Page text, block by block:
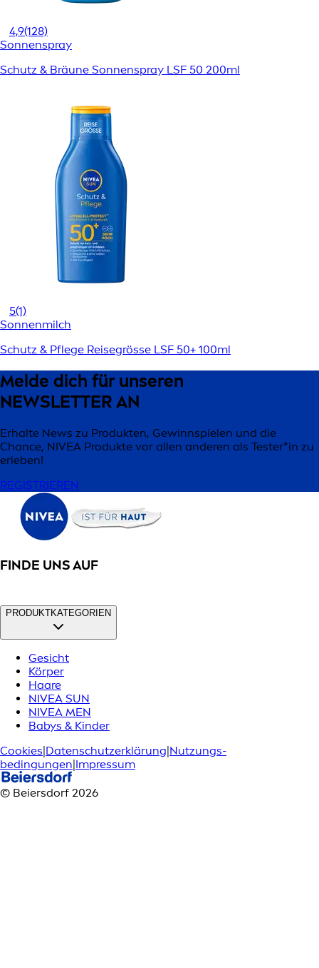
4,9(128)
Sonnenspray
Schutz & Bräune Sonnenspray LSF 50 200ml
5(1)
Sonnenmilch
Schutz & Pflege Reisegrösse LSF 50+ 100ml
Melde dich für unseren
NEWSLETTER AN
Erhalte News zu Produkten, Gewinnspielen und die
Chance, NIVEA Produkte vor allen anderen als Tester*in zu
erleben!
REGISTRIEREN
FINDE UNS AUF
PRODUKTKATEGORIEN
Gesicht
Körper
Haare
NIVEA SUN
NIVEA MEN
Babys & Kinder
Cookies|Datenschutzerklärung|Nutzungs­
bedingungen|Impressum
© Beiersdorf 2026